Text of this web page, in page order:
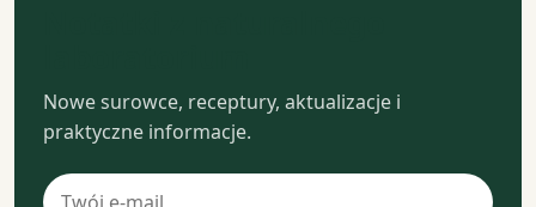
Nowe surowce, receptury, aktualizacje i
praktyczne informacje.
Adres